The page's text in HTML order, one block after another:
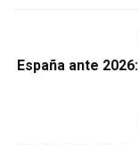
España ante